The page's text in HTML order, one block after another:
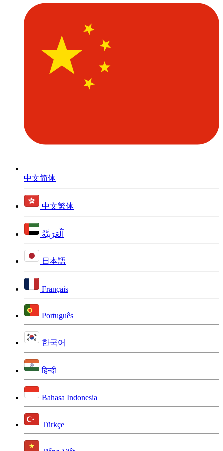
中文简体
中文繁体
اَلْعَرَبِيَّةُ
日本語
Français
Português
한국어
हिन्दी
Bahasa Indonesia
Türkçe